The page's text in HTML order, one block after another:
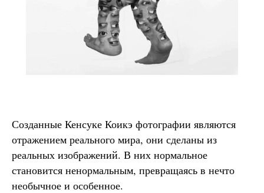
Созданные Кенсуке Коикэ фотографии являются
отражением реального мира, они сделаны из
реальных изображений. В них нормальное
становится ненормальным, превращаясь в нечто
необычное и особенное.